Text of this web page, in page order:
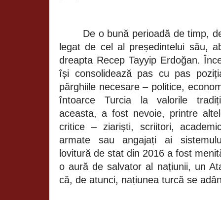
De o bună perioadă de timp,
legat de cel al președintelui său,
dreapta Recep Tayyip Erdoğan.
își consolidează pas cu pas
pârghiile necesare – politice,
întoarce Turcia la valorile
aceasta, a fost nevoie, printre
critice – ziariști, scriitori,
armate sau angajați ai
lovitură de stat din 2016 a fost
o aură de salvator al națiunii, un
că, de atunci, națiunea turcă se